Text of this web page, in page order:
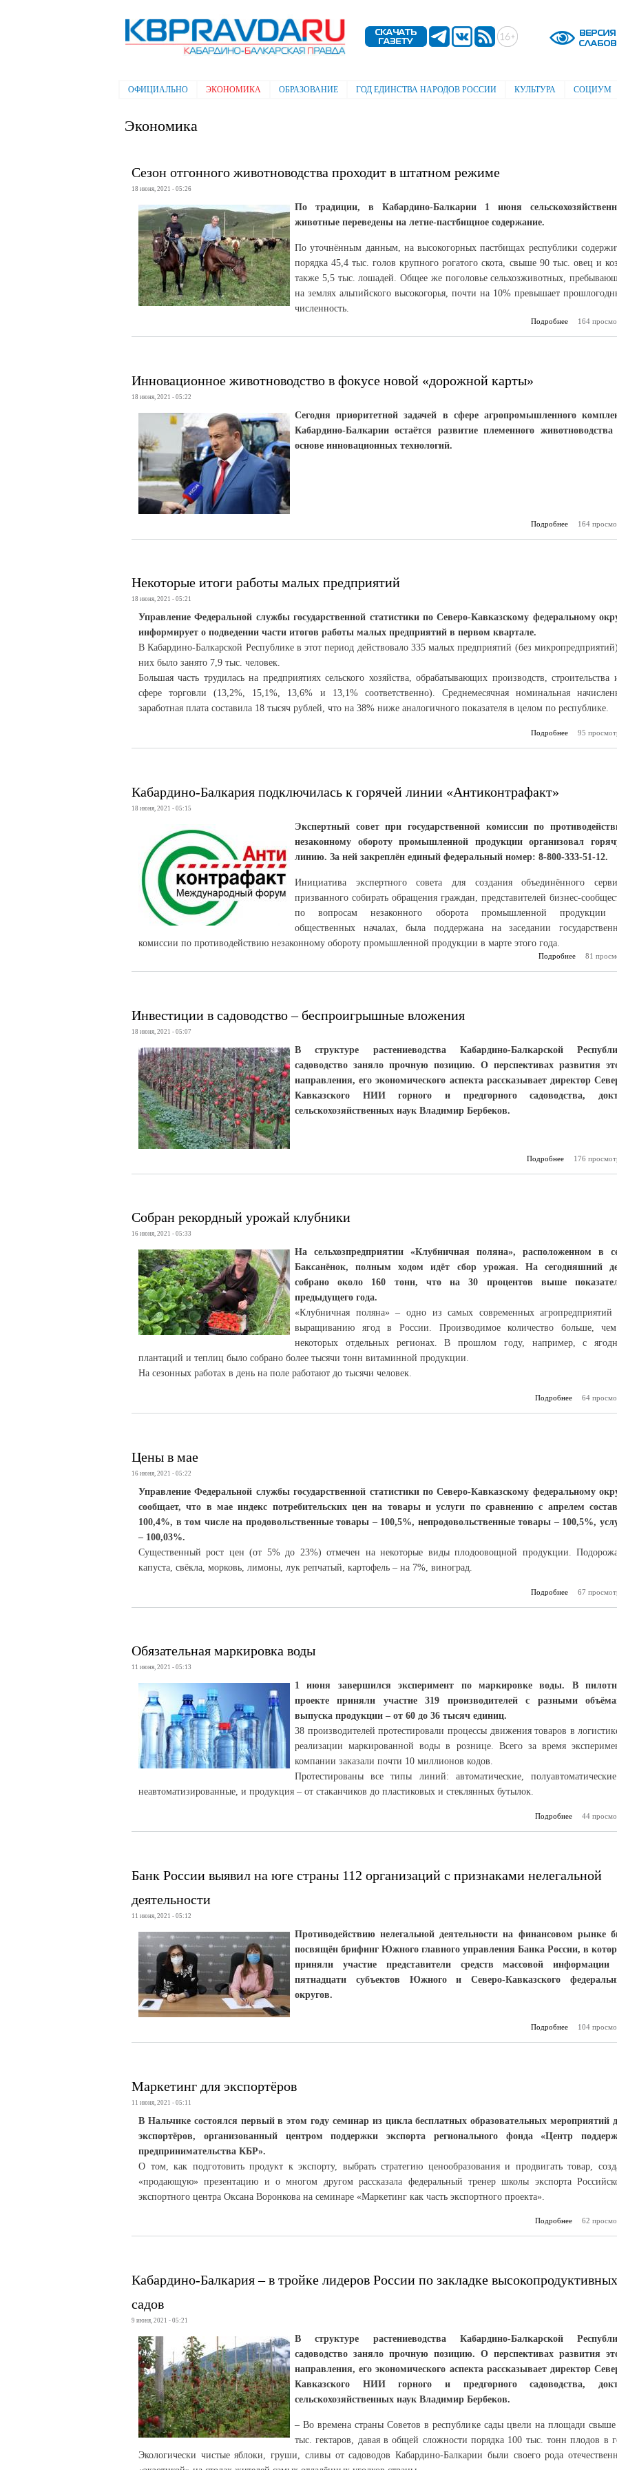
содержанию
Электронная газета "Кабардино-
Балкарская правда"
Главное меню
ОФИЦИАЛЬНО ЭКОНОМИКА ОБРАЗОВАНИЕ ГОД ЕДИНСТВА НАРОДОВ РОССИИ КУЛЬТУРА СОЦИУМ
Экономика
Сезон отгонного животноводства проходит в штатном режиме
18 июня, 2021 - 05:26
По традиции, в Кабардино-Балкарии 1 июня
животные переведены на летне-пастбищное содержание.
По уточнённым данным, на высокогорных пастбищах республики
порядка 45,4 тыс. голов крупного рогатого скота, свыше 90 тыс. овец и
также 5,5 тыс. лошадей. Общее же поголовье сельхозживотных,
на землях альпийского высокогорья, почти на 10% превышает
численность.
Подробнее
о Сезон
164
Инновационное животноводство в фокусе новой «дорожной карты»
18 июня, 2021 - 05:22
Сегодня приоритетной задачей в сфере агропромышленного
Кабардино-Балкарии остаётся развитие племенного животноводства
основе инновационных технологий.
Подробнее
о
164
Некоторые итоги работы малых предприятий
18 июня, 2021 - 05:21
Управление Федеральной службы государственной статистики по Северо-Кавказскому федеральному
информирует о подведении части итогов работы малых предприятий в первом квартале.
В Кабардино-Балкарской Республике в этот период действовало 335 малых предприятий (без
них было занято 7,9 тыс. человек.
Большая часть трудилась на предприятиях сельского хозяйства, обрабатывающих производств, строительства
сфере торговли (13,2%, 15,1%, 13,6% и 13,1% соответственно). Среднемесячная номинальная
заработная плата составила 18 тысяч рублей, что на 38% ниже аналогичного показателя в целом по республике.
Подробнее
о
95
Кабардино-Балкария подключилась к горячей линии «Антиконтрафакт»
18 июня, 2021 - 05:15
Экспертный совет при государственной комиссии по
незаконному обороту промышленной продукции организовал
линию. За ней закреплён единый федеральный номер: 8-800-333-51-12.
Инициатива экспертного совета для создания объединённого
призванного собирать обращения граждан, представителей бизнес-
по вопросам незаконного оборота промышленной продукции
общественных началах, была поддержана на заседании
комиссии по противодействию незаконному обороту промышленной продукции в марте этого года.
Подробнее
о
81
Инвестиции в садоводство – беспроигрышные вложения
18 июня, 2021 - 05:07
В структуре растениеводства Кабардино-Балкарской
садоводство заняло прочную позицию. О перспективах развития
направления, его экономического аспекта рассказывает директор
Кавказского НИИ горного и предгорного садоводства,
сельскохозяйственных наук Владимир Бербеков.
Подробнее
о
176
Собран рекордный урожай клубники
16 июня, 2021 - 05:33
На сельхозпредприятии «Клубничная поляна», расположенном в
Баксанёнок, полным ходом идёт сбор урожая. На сегодняшний
собрано около 160 тонн, что на 30 процентов выше
предыдущего года.
«Клубничная поляна» – одно из самых современных агропредприятий
выращиванию ягод в России. Производимое количество больше,
некоторых отдельных регионах. В прошлом году, например, с
плантаций и теплиц было собрано более тысячи тонн витаминной продукции.
На сезонных работах в день на поле работают до тысячи человек.
Подробнее
о Собран
64
Цены в мае
16 июня, 2021 - 05:22
Управление Федеральной службы государственной статистики по Северо-Кавказскому федеральному
сообщает, что в мае индекс потребительских цен на товары и услуги по сравнению с апрелем
100,4%, в том числе на продовольственные товары – 100,5%, непродовольственные товары – 100,5%,
– 100,03%.
Существенный рост цен (от 5% до 23%) отмечен на некоторые виды плодоовощной продукции.
капуста, свёкла, морковь, лимоны, лук репчатый, картофель – на 7%, виноград.
Подробнее о Цены в мае
67
Обязательная маркировка воды
11 июня, 2021 - 05:13
1 июня завершился эксперимент по маркировке воды. В
проекте приняли участие 319 производителей с разными
выпуска продукции – от 60 до 36 тысяч единиц.
38 производителей протестировали процессы движения товаров в
реализации маркированной воды в рознице. Всего за время
компании заказали почти 10 миллионов кодов.
Протестированы все типы линий: автоматические,
неавтоматизированные, и продукция – от стаканчиков до пластиковых и стеклянных бутылок.
Подробнее
о
44
Банк России выявил на юге страны 112 организаций с признаками нелегальной
деятельности
11 июня, 2021 - 05:12
Противодействию нелегальной деятельности на финансовом рынке
посвящён брифинг Южного главного управления Банка России, в
приняли участие представители средств массовой информации
пятнадцати субъектов Южного и Северо-Кавказского
округов.
Подробнее
о Банк
104
Маркетинг для экспортёров
11 июня, 2021 - 05:11
В Нальчике состоялся первый в этом году семинар из цикла бесплатных образовательных мероприятий
экспортёров, организованный центром поддержки экспорта регионального фонда «Центр
предпринимательства КБР».
О том, как подготовить продукт к экспорту, выбрать стратегию ценообразования и продвигать товар,
«продающую» презентацию и о многом другом рассказала федеральный тренер школы экспорта
экспортного центра Оксана Воронкова на семинаре «Маркетинг как часть экспортного проекта».
Подробнее
о
62
Кабардино-Балкария – в тройке лидеров России по закладке высокопродуктивных
садов
9 июня, 2021 - 05:21
В структуре растениеводства Кабардино-Балкарской
садоводство заняло прочную позицию. О перспективах развития
направления, его экономического аспекта рассказывает директор
Кавказского НИИ горного и предгорного садоводства,
сельскохозяйственных наук Владимир Бербеков.
– Во времена страны Советов в республике сады цвели на площади
тыс. гектаров, давая в общей сложности порядка 100 тыс. тонн плодов в
Экологически чистые яблоки, груши, сливы от садоводов Кабардино-Балкарии были своего рода